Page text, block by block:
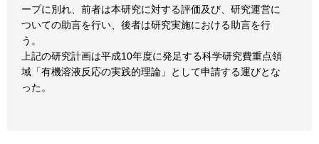
ープに別れ、前者は本研究に対する評価及び、研究運営に
ついての助言を行い、後者は研究実施における助言を行
う。
上記の研究計画は平成10年度に発足する科学研究費重点領
域「有機溶液反応の実践的理論」として申請する運びとな
った。